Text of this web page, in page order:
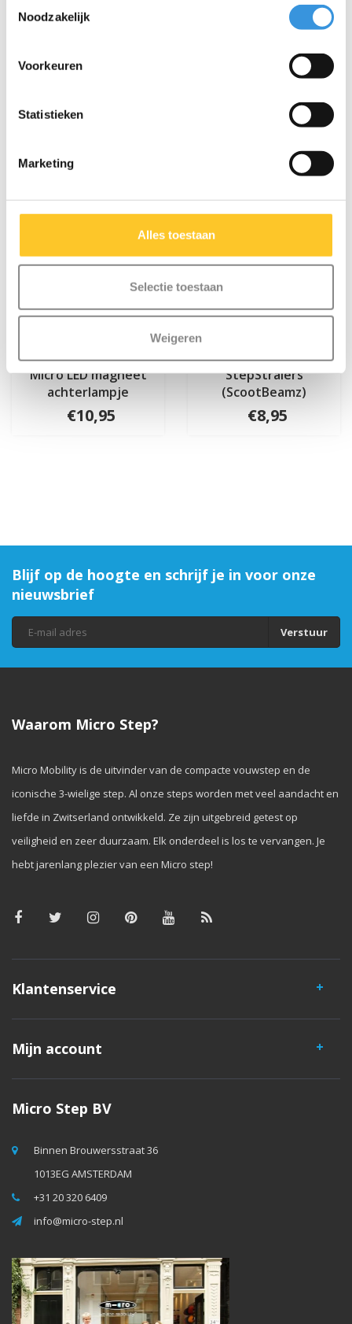
Noodzakelijk
Voorkeuren
Statistieken
Marketing
Alles toestaan
Selectie toestaan
Weigeren
Iets extra's erbij?
Micro LED magneet
achterlampje
€10,95
StepStralers
(ScootBeamz)
€8,95
Blijf op de hoogte en schrijf je in voor onze
nieuwsbrief
Verstuur
Waarom Micro Step?
Micro Mobility is de uitvinder van de compacte vouwstep en de
iconische 3-wielige step. Al onze steps worden met veel aandacht en
liefde in Zwitserland ontwikkeld. Ze zijn uitgebreid getest op
veiligheid en zeer duurzaam. Elk onderdeel is los te vervangen. Je
hebt jarenlang plezier van een Micro step!
Klantenservice
Mijn account
Micro Step BV
Binnen Brouwersstraat 36
1013EG AMSTERDAM
+31 20 320 6409
info@micro-step.nl